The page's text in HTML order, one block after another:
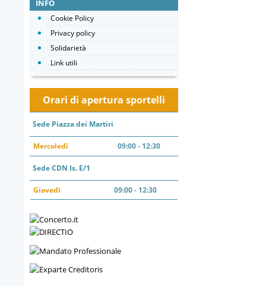
INFO
Cookie Policy
Privacy policy
Solidarietà
Link utili
Orari di apertura sportelli
Sede Piazza dei Martiri
Mercoledì 09:00 - 12:30
Sede CDN Is. E/1
Giovedì 09:00 - 12:30